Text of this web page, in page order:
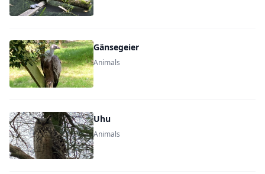
Gänsegeier
Animals
Uhu
Animals